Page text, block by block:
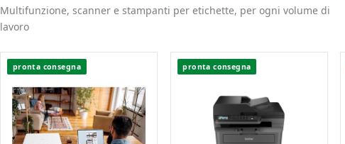
Multifunzione, scanner e stampanti per etichette, per ogni volume di
lavoro
pronta consegna pronta consegna